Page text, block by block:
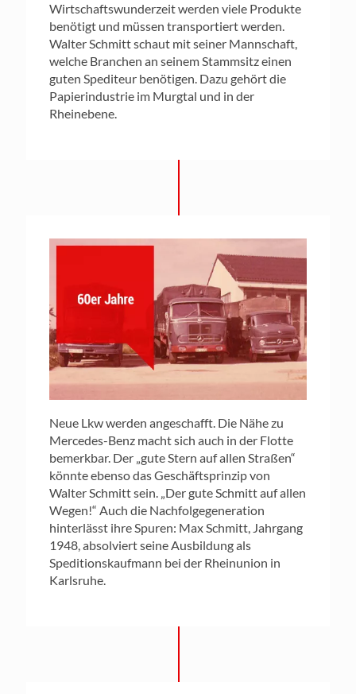
Wirtschaftswunderzeit werden viele Produkte
benötigt und müssen transportiert werden.
Walter Schmitt schaut mit seiner Mannschaft,
welche Branchen an seinem Stammsitz einen
guten Spediteur benötigen. Dazu gehört die
Papierindustrie im Murgtal und in der
Rheinebene.
Neue Lkw werden angeschafft. Die Nähe zu
Mercedes-Benz macht sich auch in der Flotte
bemerkbar. Der „gute Stern auf allen Straßen“
könnte ebenso das Geschäftsprinzip von
Walter Schmitt sein. „Der gute Schmitt auf allen
Wegen!“ Auch die Nachfolgegeneration
hinterlässt ihre Spuren: Max Schmitt, Jahrgang
1948, absolviert seine Ausbildung als
Speditionskaufmann bei der Rheinunion in
Karlsruhe.